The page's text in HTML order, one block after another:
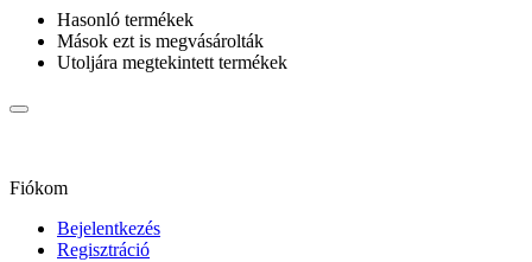
Hasonló termékek
Mások ezt is megvásárolták
Utoljára megtekintett termékek
Fiókom
Bejelentkezés
Regisztráció